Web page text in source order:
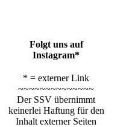
Folgt uns auf
Instagram*
* = externer Link
~~~~~~~~~~~~~~
Der SSV übernimmt
keinerlei Haftung für den
Inhalt externer Seiten